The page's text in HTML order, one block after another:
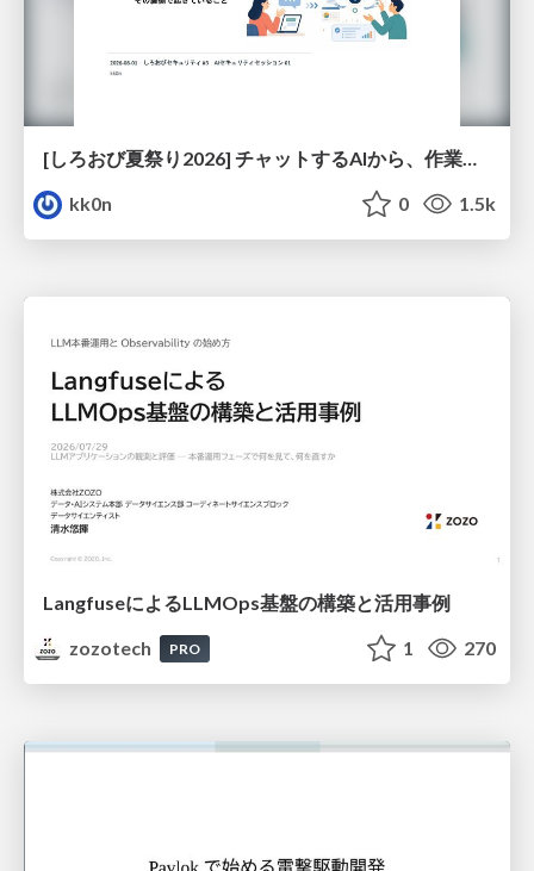
[しろおび夏祭り2026] チャットするAIから、作業するAIへ - 使われ方の変化と、その裏側で起きていること
kk0n
0 1.5k
LangfuseによるLLMOps基盤の構築と活用事例
zozotech
PRO 1 270